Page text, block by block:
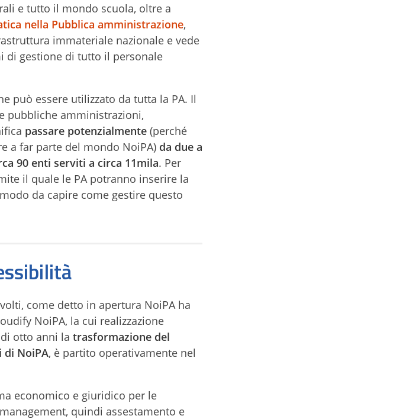
e tutto il mondo scuola, oltre a
nella Pubblica amministrazione,
immateriale nazionale e vede
di gestione di tutto il personale
può essere utilizzato da tutta la PA. Il
pubbliche amministrazioni,
passare potenzialmente (perché
a far parte del mondo NoiPA) da due a
90 enti serviti a circa 11mila. Per
il quale le PA potranno inserire la
da capire come gestire questo
come detto in apertura NoiPA ha
NoiPA, la cui realizzazione
otto anni la trasformazione del
di NoiPA, è partito operativamente nel
economico e giuridico per le
quindi assestamento e